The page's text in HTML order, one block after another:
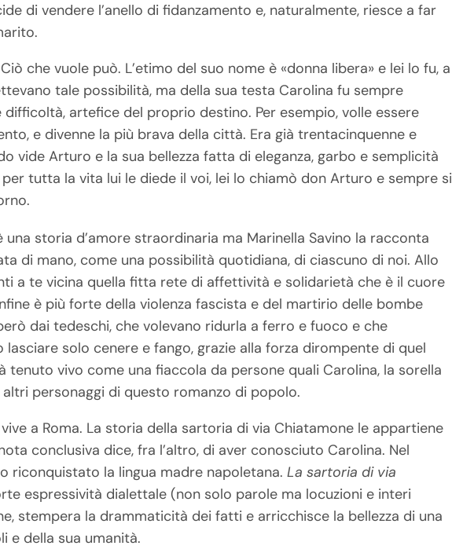
di vendere l’anello di fidanzamento e, naturalmente, riesce a far
che vuole può. L’etimo del suo nome è «donna libera» e lei lo fu, a
tale possibilità, ma della sua testa Carolina fu sempre
artefice del proprio destino. Per esempio, volle essere
e divenne la più brava della città. Era già trentacinquenne e
vide Arturo e la sua bellezza fatta di eleganza, garbo e semplicità
tutta la vita lui le diede il voi, lei lo chiamò don Arturo e sempre si
storia d’amore straordinaria ma Marinella Savino la racconta
di mano, come una possibilità quotidiana, di ciascuno di noi. Allo
a te vicina quella fitta rete di affettività e solidarietà che è il cuore
è più forte della violenza fascista e del martirio delle bombe
dai tedeschi, che volevano ridurla a ferro e fuoco e che
solo cenere e fango, grazie alla forza dirompente di quel
vivo come una fiaccola da persone quali Carolina, la sorella
altri personaggi di questo romanzo di popolo.
a Roma. La storia della sartoria di via Chiatamone le appartiene
conclusiva dice, fra l’altro, di aver conosciuto Carolina. Nel
riconquistato la lingua madre napoletana.La sartoria di via
espressività dialettale (non solo parole ma locuzioni e interi
stempera la drammaticità dei fatti e arricchisce la bellezza di una
e della sua umanità.